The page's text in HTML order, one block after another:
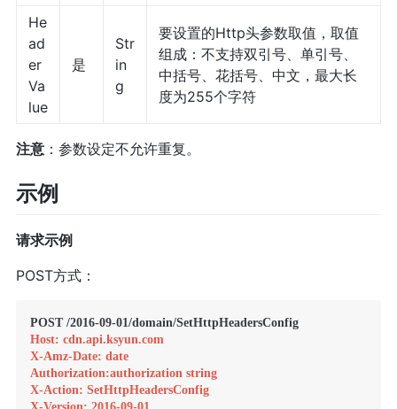
He
ad
er
Va
lue
是
Str
in
g
要设置的Http头参数取值，取值
组成：不支持双引号、单引号、
中括号、花括号、中文，最大长
度为255个字符
注意：参数设定不允许重复。
示例
请求示例
POST方式：
POST /2016-09-01/domain/SetHttpHeadersConfig
Host: cdn.api.ksyun.com
X-Amz-Date: date
Authorization:authorization string
X-Action: SetHttpHeadersConfig